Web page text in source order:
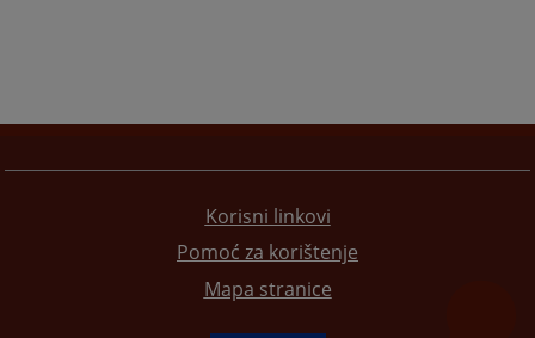
Korisni linkovi
Pomoć za korištenje
Mapa stranice